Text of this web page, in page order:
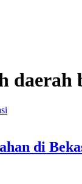
daerah
di